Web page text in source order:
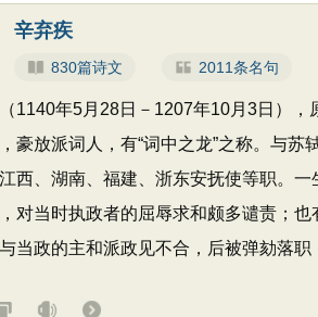
辛弃疾
830篇诗文 2011条名句
1140年5月28日－1207年10月3日），
豪放派词人，有“词中之龙”之称。与苏
西、湖南、福建、浙东安抚使等职。
对当时执政者的屈辱求和颇多谴责；
当政的主和派政见不合，后被弹劾落职